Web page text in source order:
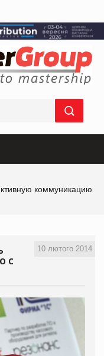
коммуникацию
10 лютого 2014
С